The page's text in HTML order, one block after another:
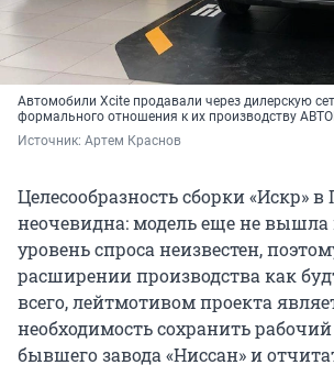
Автомобили Xcite продавали через дилерскую
формального отношения к их производству
Источник: Артем Краснов
Целесообразность сборки «Искр» в
неочевидна: модель еще не
уровень спроса неизвестен,
расширении производства как
всего, лейтмотивом проекта
необходимость сохранить
бывшего завода «Ниссан» и